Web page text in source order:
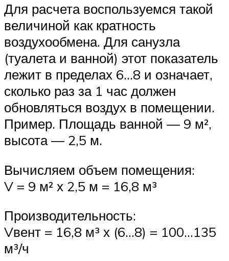
Для расчета воспользуемся такой
величиной как кратность
воздухообмена. Для санузла
(туалета и ванной) этот показатель
лежит в пределах 6…8 и означает,
сколько раз за 1 час должен
обновляться воздух в помещении.
Пример. Площадь ванной — 9 м²,
высота — 2,5 м.
Вычисляем объем помещения:
V = 9 м² х 2,5 м = 16,8 м³
Производительность:
Vвент = 16,8 м³ х (6…8) = 100…135
м³/ч